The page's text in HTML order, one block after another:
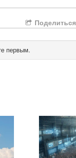
Поделиться
первым.